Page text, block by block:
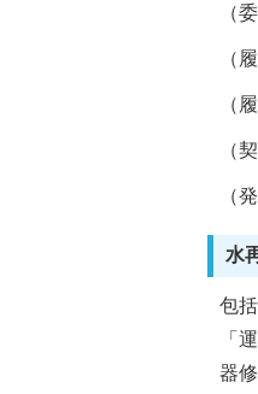
（
（
（
（
（
水
包
「
器